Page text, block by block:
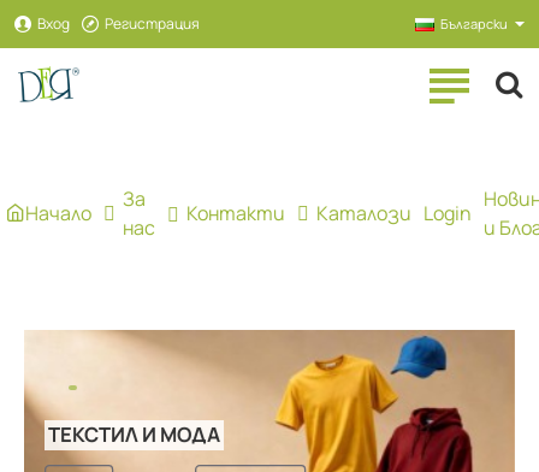
Рекламна
агенция
ДЕЯ
Вход Регистрация Български
Начало
За
нас
Контакти Каталози Login
и